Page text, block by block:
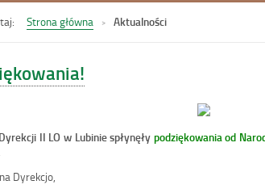
Strona główna Aktualności
II LO w Lubinie spłynęły podziękowania od
Dyrekcjo,